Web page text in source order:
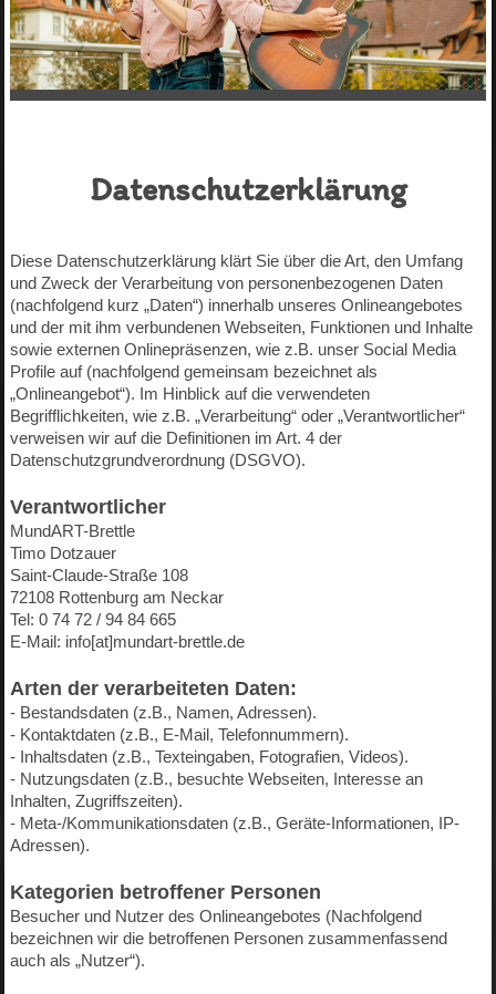
Datenschutzerklärung
Diese Datenschutzerklärung klärt Sie über die Art, den Umfang
und Zweck der Verarbeitung von personenbezogenen Daten
(nachfolgend kurz „Daten“) innerhalb unseres Onlineangebotes
und der mit ihm verbundenen Webseiten, Funktionen und Inhalte
sowie externen Onlinepräsenzen, wie z.B. unser Social Media
Profile auf (nachfolgend gemeinsam bezeichnet als
„Onlineangebot“). Im Hinblick auf die verwendeten
Begrifflichkeiten, wie z.B. „Verarbeitung“ oder „Verantwortlicher“
verweisen wir auf die Definitionen im Art. 4 der
Datenschutzgrundverordnung (DSGVO).
Verantwortlicher
MundART-Brettle
Timo Dotzauer
Saint-Claude-Straße 108
72108 Rottenburg am Neckar
Tel: 0 74 72 / 94 84 665
E-Mail: info[at]mundart-brettle.de
Arten der verarbeiteten Daten:
- Bestandsdaten (z.B., Namen, Adressen).
- Kontaktdaten (z.B., E-Mail, Telefonnummern).
- Inhaltsdaten (z.B., Texteingaben, Fotografien, Videos).
- Nutzungsdaten (z.B., besuchte Webseiten, Interesse an
Inhalten, Zugriffszeiten).
- Meta-/Kommunikationsdaten (z.B., Geräte-Informationen, IP-
Adressen).
Kategorien betroffener Personen
Besucher und Nutzer des Onlineangebotes (Nachfolgend
bezeichnen wir die betroffenen Personen zusammenfassend
auch als „Nutzer“).